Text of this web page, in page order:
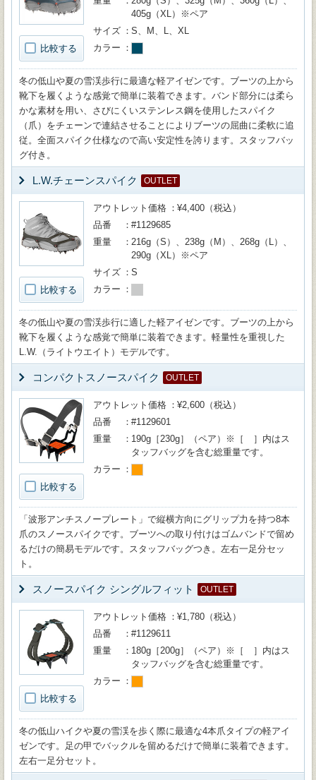
比較する
405g（XL）※ペア
サイズ
S、M、L、XL
カラー
冬の低山や夏の雪渓歩行に最適な軽アイゼンです。ブーツの上から
靴下を履くような感覚で簡単に装着できます。バンド部分には柔ら
かな素材を用い、さびにくいステンレス鋼を使用したスパイク
（爪）をチェーンで連結させることによりブーツの屈曲に柔軟に追
従。全面スパイク仕様なので高い安定性を誇ります。スタッフバッ
グ付き。
L.W.チェーンスパイク OUTLET
比較する
アウトレット価格
¥4,400（税込）
品番
#1129685
重量
216g（S）、238g（M）、268g（L）、
290g（XL）※ペア
サイズ
S
カラー
冬の低山や夏の雪渓歩行に適した軽アイゼンです。ブーツの上から
靴下を履くような感覚で簡単に装着できます。軽量性を重視した
L.W.（ライトウエイト）モデルです。
コンパクトスノースパイク OUTLET
比較する
アウトレット価格
¥2,600（税込）
品番
#1129601
重量
190g［230g］（ペア）※［ ］内はス
タッフバッグを含む総重量です。
カラー
「波形アンチスノープレート」で縦横方向にグリップ力を持つ8本
爪のスノースパイクです。ブーツへの取り付けはゴムバンドで留め
るだけの簡易モデルです。スタッフバッグつき。左右一足分セッ
ト。
スノースパイク シングルフィット OUTLET
比較する
アウトレット価格
¥1,780（税込）
品番
#1129611
重量
180g［200g］（ペア）※［ ］内はス
タッフバッグを含む総重量です。
カラー
冬の低山ハイクや夏の雪渓を歩く際に最適な4本爪タイプの軽アイ
ゼンです。足の甲でバックルを留めるだけで簡単に装着できます。
左右一足分セット。